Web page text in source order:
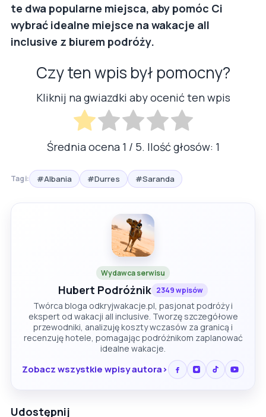
te dwa popularne miejsca, aby pomóc Ci
wybrać idealne miejsce na wakacje all
inclusive z biurem podróży.
Czy ten wpis był pomocny?
Kliknij na gwiazdki aby ocenić ten wpis
Średnia ocena 1 / 5. Ilość głosów: 1
Tagi: #Albania #Durres #Saranda
Wydawca serwisu
Hubert Podróżnik 2349 wpisów
Twórca bloga odkryjwakacje.pl, pasjonat podróży i
ekspert od wakacji all inclusive. Tworzę szczegółowe
przewodniki, analizuję koszty wczasów za granicą i
recenzuję hotele, pomagając podróżnikom zaplanować
idealne wakacje.
Zobacz wszystkie wpisy autora
Udostępnij